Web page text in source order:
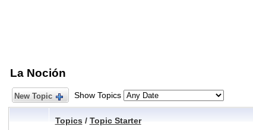
La Noción
New Topic Show Topics
Topics / Topic Starter